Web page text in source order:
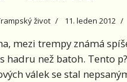
život 11. leden 2012
mezi trempy známá
hadru než batoh. Tento
válek se stal